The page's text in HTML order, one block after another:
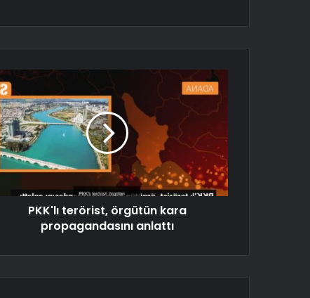
PKK'lı terörist, örgütün kara
propagandasını anlattı